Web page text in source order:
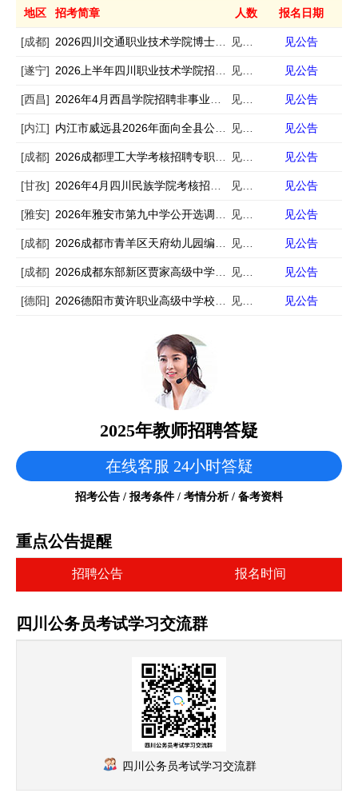
地区 招考简章 人数 报名日期
[成都] 2026四川交通职业技术学院博士人才引进32人 见公告 见公告
[遂宁] 2026上半年四川职业技术学院招聘事业编制工作人员30人 见公告 见公告
[西昌] 2026年4月西昌学院招聘非事业编制工作人员18人 见公告 见公告
[内江] 内江市威远县2026年面向全县公开考调城区学校教师69名公告 见公告 见公告
[成都] 2026成都理工大学考核招聘专职思想政治理论课教师6人 见公告 见公告
[甘孜] 2026年4月四川民族学院考核招聘28名非事业编制工作人员公告 见公告 见公告
[雅安] 2026年雅安市第九中学公开选调事业人员的公告 见公告 见公告
[成都] 2026成都市青羊区天府幼儿园编外教师招聘13人 见公告 见公告
[成都] 2026成都东部新区贾家高级中学（第二次）高中英语教师招聘1人 见公告 见公告
[德阳] 2026德阳市黄许职业高级中学校（旌阳综合高中）教师招聘3人 见公告 见公告
2025年教师招聘答疑
在线客服 24小时答疑
招考公告 / 报考条件 / 考情分析 / 备考资料
重点公告提醒
招聘公告 报名时间
四川公务员考试学习交流群
四川公务员考试学习交流群